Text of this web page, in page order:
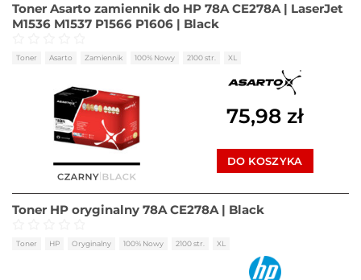
Toner Asarto zamiennik do HP 78A CE278A | LaserJet
M1536 M1537 P1566 P1606 | Black
Oceniono 0na 5
Toner Asarto Zamiennik 100% Nowy 2100 str. XL
75,98 zł
DO KOSZYKA
Toner HP oryginalny 78A CE278A | Black
Oceniono0na 5
Toner HP Oryginalny 100% Nowy 2100 str. XL